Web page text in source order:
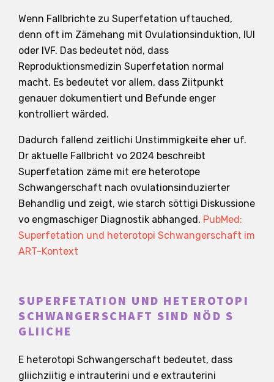
Wenn Fallbrichte zu Superfetation uftauched,
denn oft im Zämehang mit Ovulationsinduktion, IUI
oder IVF. Das bedeutet nöd, dass
Reproduktionsmedizin Superfetation normal
macht. Es bedeutet vor allem, dass Ziitpunkt
genauer dokumentiert und Befunde enger
kontrolliert wärded.
Dadurch fallend zeitlichi Unstimmigkeite eher uf.
Dr aktuelle Fallbricht vo 2024 beschreibt
Superfetation zäme mit ere heterotope
Schwangerschaft nach ovulationsinduzierter
Behandlig und zeigt, wie starch söttigi Diskussione
vo engmaschiger Diagnostik abhanged. PubMed:
Superfetation und heterotopi Schwangerschaft im
ART-Kontext
SUPERFETATION UND HETEROTOPI
SCHWANGERSCHAFT SIND NÖD S
GLIICHE
E heterotopi Schwangerschaft bedeutet, dass
gliichziitig e intrauterini und e extrauterini